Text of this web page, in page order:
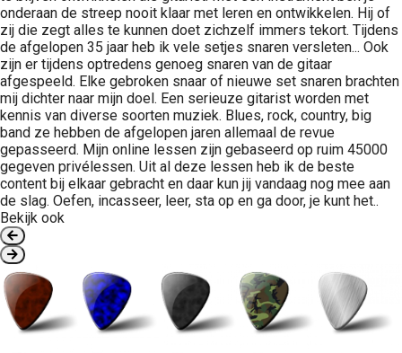
onderaan de streep nooit klaar met leren en ontwikkelen. Hij of
zij die zegt alles te kunnen doet zichzelf immers tekort. Tijdens
de afgelopen 35 jaar heb ik vele setjes snaren versleten... Ook
zijn er tijdens optredens genoeg snaren van de gitaar
afgespeeld. Elke gebroken snaar of nieuwe set snaren brachten
mij dichter naar mijn doel. Een serieuze gitarist worden met
kennis van diverse soorten muziek. Blues, rock, country, big
band ze hebben de afgelopen jaren allemaal de revue
gepasseerd. Mijn online lessen zijn gebaseerd op ruim 45000
gegeven privélessen. Uit al deze lessen heb ik de beste
content bij elkaar gebracht en daar kun jij vandaag nog mee aan
de slag. Oefen, incasseer, leer, sta op en ga door, je kunt het..
Bekijk ook